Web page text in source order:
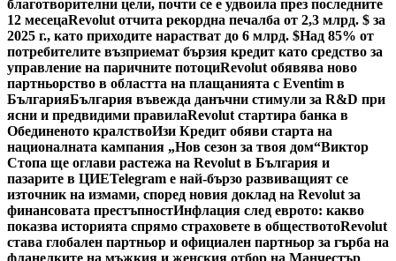
благотворителни цели, почти се е удвоила през последните
12 месецаRevolut отчита рекордна печалба от 2,3 млрд. $ за
2025 г., като приходите нарастват до 6 млрд. $Над 85% от
потребителите възприемат бързия кредит като средство за
управление на паричните потоциRevolut обявява ново
партньорство в областта на плащанията с Eventim в
БългарияБългария въвежда данъчни стимули за R&D при
ясни и предвидими правилаRevolut стартира банка в
Обединеното кралствоИзи Кредит обяви старта на
националната кампания „Нов сезон за твоя дом“Виктор
Стопа ще оглави растежа на Revolut в България и
пазарите в ЦИЕTelegram е най-бързо развиващият се
източник на измами, според новия доклад на Revolut за
финансовата престъпностИнфлация след еврото: какво
показва историята спрямо страховете в обществотоRevolut
става глобален партньор и официален партньор за гърба на
фланелките на мъжкия и женския отбор на Манчестър